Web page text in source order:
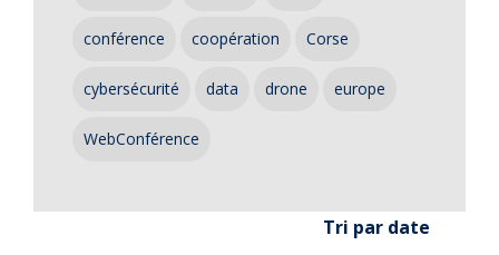
conférence coopération Corse
cybersécurité data drone europe
WebConférence
Tri par date